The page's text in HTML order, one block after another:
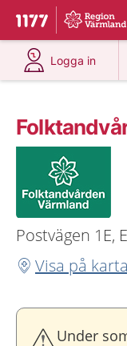
Till startsidan för
Du har valt
Logga in
på 1177.se
Postvägen 1E,
Visa på karta
Under